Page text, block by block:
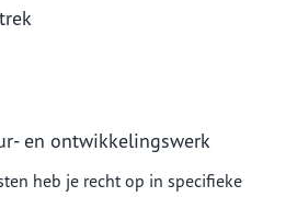
en ontwikkelingswerk
heb je recht op in specifieke